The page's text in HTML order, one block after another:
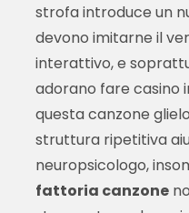
strofa introduce un
devono imitarne il
interattivo, e
adorano fare casino
questa canzone
struttura ripetitiva
neuropsicologo,
fattoria canzone